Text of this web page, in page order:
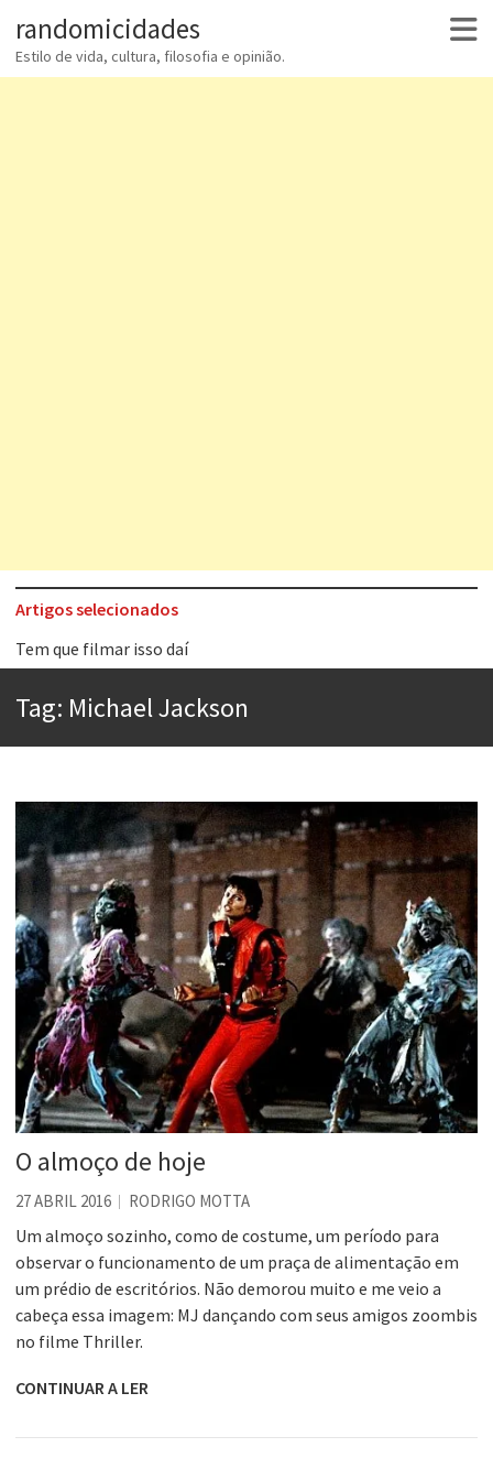
randomicidades
Estilo de vida, cultura, filosofia e opinião.
Artigos selecionados
Tem que filmar isso daí
Aprender a fracassar é o segredo do sucesso
Esse tal de Rock Gaúcho
Os causos de Jorge Luis Borges
Voto obrigatório é correto?
Se queres salvar o mundo, o veganismo não é a resposta
Tag: Michael Jackson
O almoço de hoje
27 ABRIL 2016 RODRIGO MOTTA
Um almoço sozinho, como de costume, um período para
observar o funcionamento de um praça de alimentação em
um prédio de escritórios. Não demorou muito e me veio a
cabeça essa imagem: MJ dançando com seus amigos zoombis
no filme Thriller.
CONTINUAR A LER